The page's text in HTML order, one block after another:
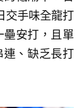
交手味全龍打
壘安打，且單
連、缺乏長打